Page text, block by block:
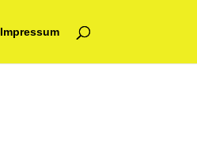
Impressum